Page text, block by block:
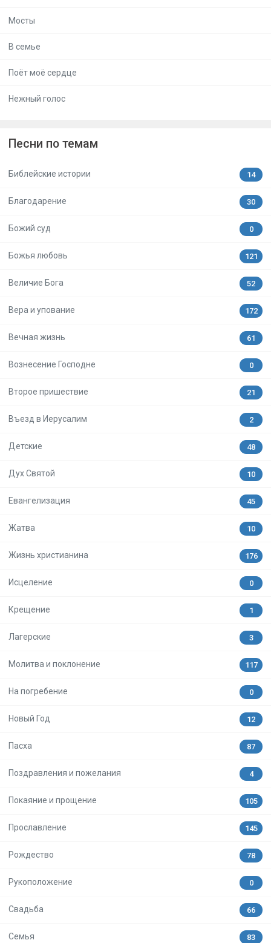
Мосты
В семье
Поёт моё сердце
Нежный голос
Песни по темам
Библейские истории 14
Благодарение 30
Божий суд 0
Божья любовь 121
Величие Бога 52
Вера и упование 172
Вечная жизнь 61
Вознесение Господне 0
Второе пришествие 21
Въезд в Иерусалим 2
Детские 48
Дух Святой 10
Евангелизация 45
Жатва 10
Жизнь христианина 176
Исцеление 0
Крещение 1
Лагерские 3
Молитва и поклонение 117
На погребение 0
Новый Год 12
Пасха 87
Поздравления и пожелания 4
Покаяние и прощение 105
Прославление 145
Рождество 78
Рукоположение 0
Свадьба 66
Семья 83